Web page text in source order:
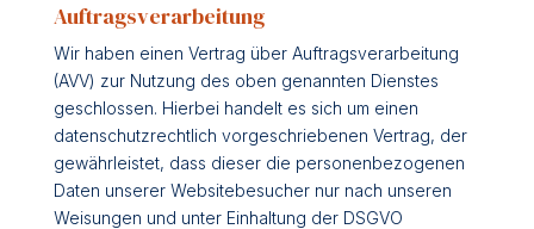
Auftragsverarbeitung
Wir haben einen Vertrag über Auftragsverarbeitung
(AVV) zur Nutzung des oben genannten Dienstes
geschlossen. Hierbei handelt es sich um einen
datenschutzrechtlich vorgeschriebenen Vertrag, der
gewährleistet, dass dieser die personenbezogenen
Daten unserer Websitebesucher nur nach unseren
Weisungen und unter Einhaltung der DSGVO